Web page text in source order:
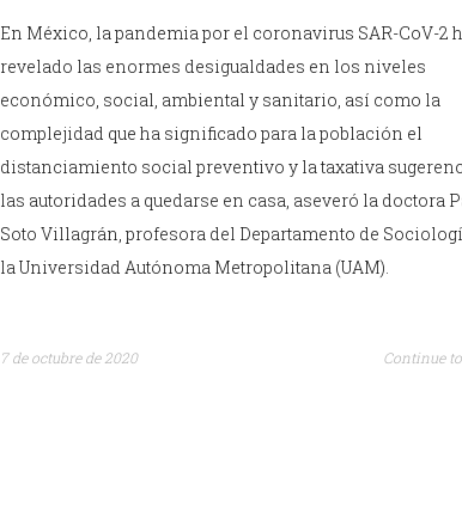
En México, la pandemia por el coronavirus SAR-CoV-2
revelado las enormes desigualdades en los niveles
económico, social, ambiental y sanitario, así como la
complejidad que ha significado para la población el
distanciamiento social preventivo y la taxativa
las autoridades a quedarse en casa, aseveró la doctora
Soto Villagrán, profesora del Departamento de
la Universidad Autónoma Metropolitana (UAM).
7 de octubre de 2020 Continue